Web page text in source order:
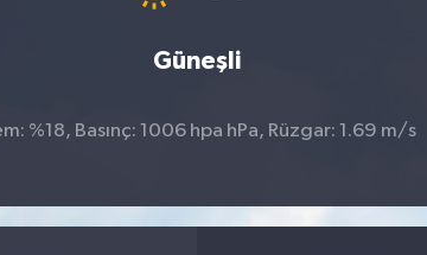
Güneşli
%18, Basınç: 1006 hpa hPa, Rüzgar: 1.69 m/s